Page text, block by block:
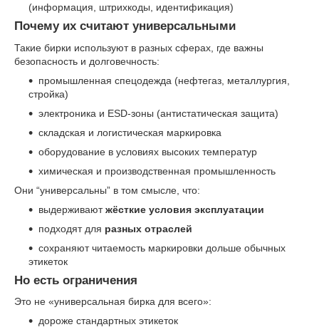
(информация, штрихкоды, идентификация)
Почему их считают универсальными
Такие бирки используют в разных сферах, где важны
безопасность и долговечность:
промышленная спецодежда (нефтегаз, металлургия,
стройка)
электроника и ESD-зоны (антистатическая защита)
складская и логистическая маркировка
оборудование в условиях высоких температур
химическая и производственная промышленность
Они “универсальны” в том смысле, что:
выдерживаютжёсткие условия эксплуатации
подходят для разных отраслей
сохраняют читаемость маркировки дольше обычных
этикеток
Но есть ограничения
Это не «универсальная бирка для всего»:
дороже стандартных этикеток